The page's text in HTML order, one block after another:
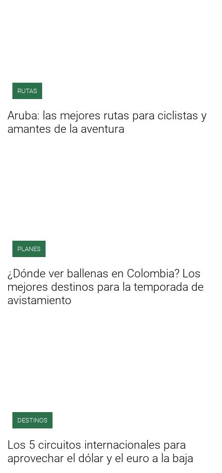
RUTAS
Aruba: las mejores rutas para ciclistas y
amantes de la aventura
PLANES
¿Dónde ver ballenas en Colombia? Los
mejores destinos para la temporada de
avistamiento
DESTINOS
Los 5 circuitos internacionales para
aprovechar el dólar y el euro a la baja